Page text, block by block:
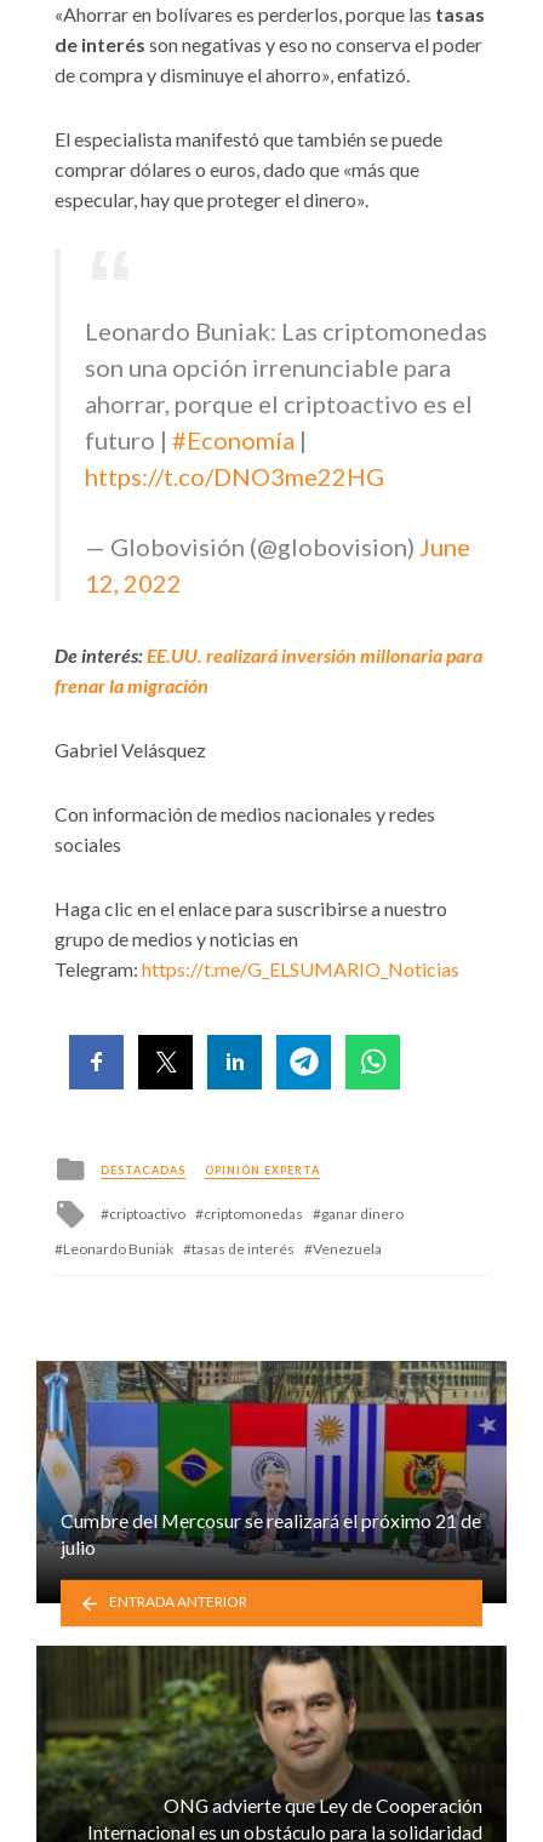
«Ahorrar en bolívares es perderlos, porque las tasas
de interés son negativas y eso no conserva el poder
de compra y disminuye el ahorro», enfatizó.
El especialista manifestó que también se puede
comprar dólares o euros, dado que «más que
especular, hay que proteger el dinero».
Leonardo Buniak: Las criptomonedas
son una opción irrenunciable para
ahorrar, porque el criptoactivo es el
futuro | #Economía |
https://t.co/DNO3me22HG
— Globovisión (@globovision) June
12, 2022
De interés:EE.UU. realizará inversión millonaria para
frenar la migración
Gabriel Velásquez
Con información de medios nacionales y redes
sociales
Haga clic en el enlace para suscribirse a nuestro
grupo de medios y noticias en
Telegram: https://t.me/G_ELSUMARIO_Noticias
Posted
in
DESTACADAS OPINIÓN EXPERTA
Tagged
with
criptoactivo criptomonedas
ganar dinero
Leonardo Buniak
tasas de interés Venezuela
Cumbre del Mercosur se realizará el próximo 21 de
julio
ENTRADA ANTERIOR
ONG advierte que Ley de Cooperación
Internacional es un obstáculo para la solidaridad